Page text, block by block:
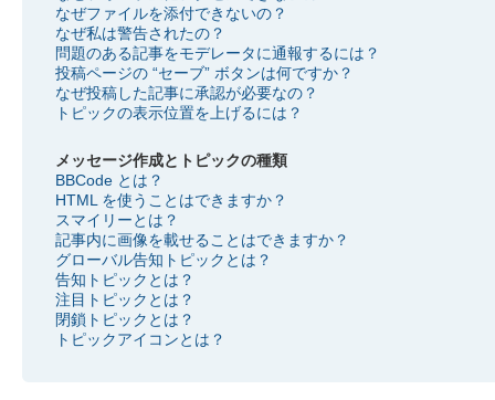
なぜファイルを添付できないの？
なぜ私は警告されたの？
問題のある記事をモデレータに通報するには？
投稿ページの “セーブ” ボタンは何ですか？
なぜ投稿した記事に承認が必要なの？
トピックの表示位置を上げるには？
メッセージ作成とトピックの種類
BBCode とは？
HTML を使うことはできますか？
スマイリーとは？
記事内に画像を載せることはできますか？
グローバル告知トピックとは？
告知トピックとは？
注目トピックとは？
閉鎖トピックとは？
トピックアイコンとは？